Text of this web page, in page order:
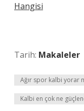
Hangisi
Tarih: Makaleler
Ağır spor kalbi yorar
Kalbi en çok ne